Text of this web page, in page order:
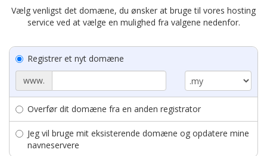
Vælg venligst det domæne, du ønsker at bruge til vores hosting
service ved at vælge en mulighed fra valgene nedenfor.
Registrer et nyt domæne
www.
Overfør dit domæne fra en anden registrator
Jeg vil bruge mit eksisterende domæne og opdatere mine
navneservere